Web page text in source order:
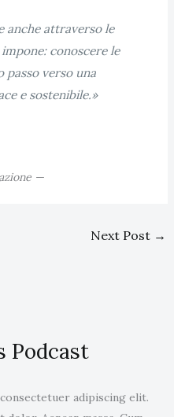
anche attraverso le
conoscere le
verso una
e sostenibile.»
—
Next Post →
Podcast
adipiscing elit.